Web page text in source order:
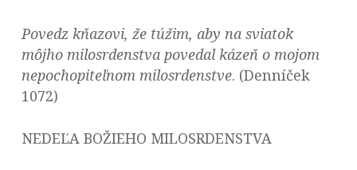
Povedz kňazovi, že túžim, aby na sviatok
môjho milosrdenstva povedal kázeň o mojom
nepochopiteľnom milosrdenstve. (Denníček
1072)
NEDEĽA BOŽIEHO MILOSRDENSTVA